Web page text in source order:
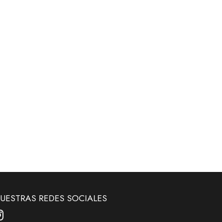
REDES SOCIALES